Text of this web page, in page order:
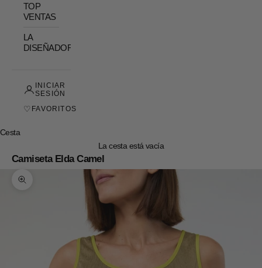
TOP
VENTAS
LA
DISEÑADORA
INICIAR
SESIÓN
♡ FAVORITOS
Cesta
La cesta está vacía
Camiseta Elda Camel
Zoom